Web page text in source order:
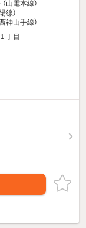
山電本線）
線）
神山手線）
丁目